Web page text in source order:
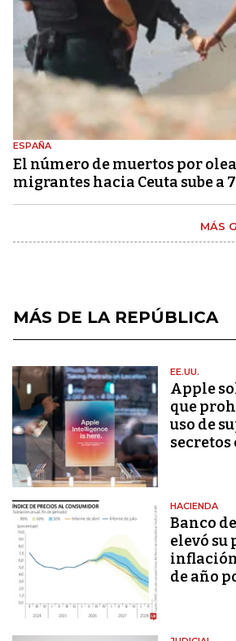
ESPAÑA
El número de muertos por
migrantes hacia Ceuta sube a
MÁS
MÁS DE LA REPÚBLICA
EE.UU.
Apple
que
uso de
HACIENDA
Banco
elevó su
inflación
de año